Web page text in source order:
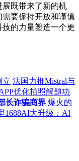
既带来了新的机
要保持开放和谨慎
的力量塑造一个更
立 法国力推Mistral与
优化拍照解题功
长诈骗商界 爆火的
1688AI大升级：AI